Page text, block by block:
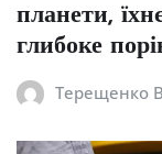
планети,
глибоке
Терещенко